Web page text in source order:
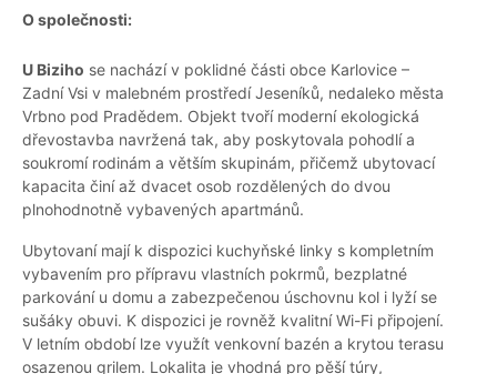
O společnosti:
U Biziho se nachází v poklidné části obce Karlovice –
Zadní Vsi v malebném prostředí Jeseníků, nedaleko města
Vrbno pod Pradědem. Objekt tvoří moderní ekologická
dřevostavba navržená tak, aby poskytovala pohodlí a
soukromí rodinám a větším skupinám, přičemž ubytovací
kapacita činí až dvacet osob rozdělených do dvou
plnohodnotně vybavených apartmánů.
Ubytovaní mají k dispozici kuchyňské linky s kompletním
vybavením pro přípravu vlastních pokrmů, bezplatné
parkování u domu a zabezpečenou úschovnu kol i lyží se
sušáky obuvi. K dispozici je rovněž kvalitní Wi-Fi připojení.
V letním období lze využít venkovní bazén a krytou terasu
osazenou grilem. Lokalita je vhodná pro pěší túry,